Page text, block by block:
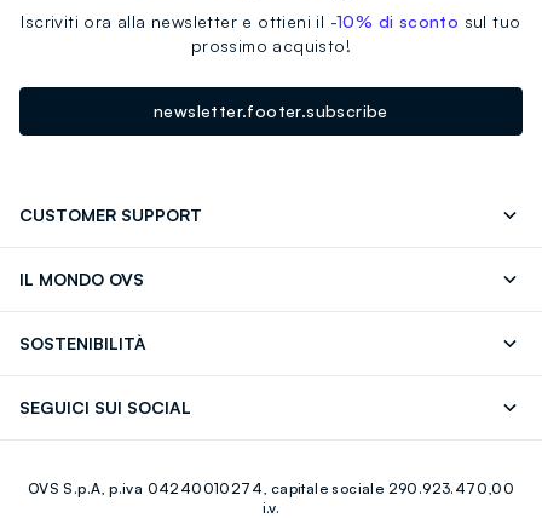
Iscriviti ora alla newsletter e ottieni il -10% di sconto sul tuo
prossimo acquisto!
newsletter.footer.subscribe
CUSTOMER SUPPORT
IL MONDO OVS
Giftcard
SOSTENIBILITÀ
SEGUICI SUI SOCIAL
Youtube Linkedin
OVS S.p.A, p.iva 04240010274, capitale sociale 290.923.470,00
i.v.